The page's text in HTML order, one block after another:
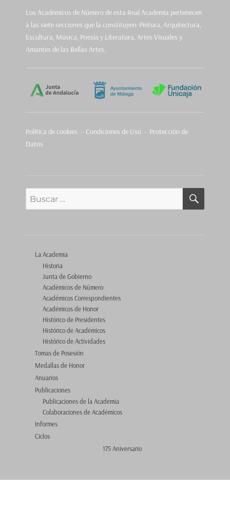
Los Académicos de Número de esta Real Academia pertenecen
a las siete secciones que la constituyen: Pintura, Arquitectura,
Escultura, Música, Poesía y Literatura, Artes Visuales y
Amantes de las Bellas Artes.
Política de cookies - Condiciones de Uso - Protección de
Datos
Buscar
La Academia
Historia
Junta de Gobierno
Académicos de Número
Académicos Correspondientes
Académicos de Honor
Histórico de Presidentes
Histórico de Académicos
Histórico de Actividades
Tomas de Posesión
Medallas de Honor
Anuarios
Publicaciones
Publicaciones de la Academia
Colaboraciones de Académicos
Informes
Ciclos
175 Aniversario